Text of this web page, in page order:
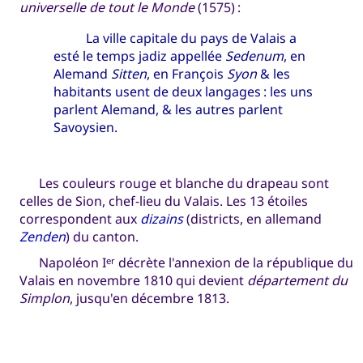
universelle de tout le Monde(1575) :
La ville capitale du pays de Valais a
esté le temps jadiz appellée Sedenum, en
Alemand Sitten, en François Syon& les
habitants usent de deux langages : les uns
parlent Alemand, & les autres parlent
Savoysien.
Les couleurs rouge et blanche du drapeau sont
celles de Sion, chef-lieu du Valais. Les 13 étoiles
correspondent aux dizains(districts, en allemand
Zenden) du canton.
Napoléon Ier décrète l'annexion de la république du
Valais en novembre 1810 qui devient département du
Simplon, jusqu'en décembre 1813.